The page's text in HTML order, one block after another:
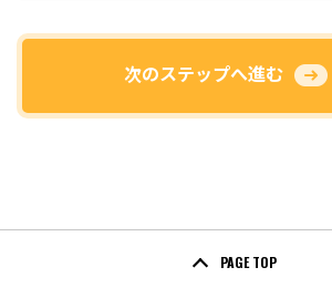
次のステップへ進む
PAGE TOP